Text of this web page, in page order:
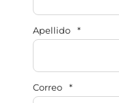
Apellido *
Correo *